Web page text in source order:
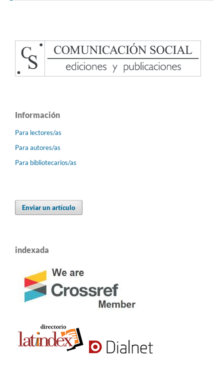
Información
Para lectores/as
Para autores/as
Para bibliotecarios/as
Enviar un artículo
indexada